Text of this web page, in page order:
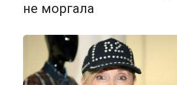
не моргала